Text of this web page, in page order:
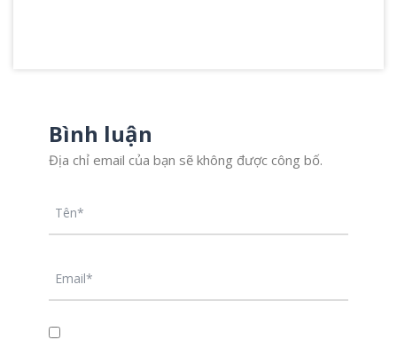
Bình luận
Địa chỉ email của bạn sẽ không được công bố.